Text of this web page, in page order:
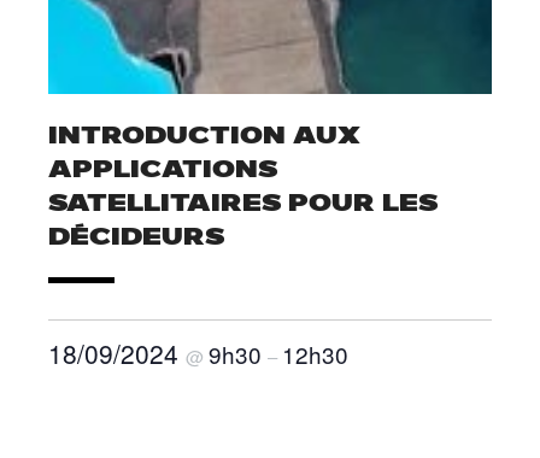
INTRODUCTION AUX
APPLICATIONS
SATELLITAIRES POUR LES
DÉCIDEURS
18/09/2024 @ 9h30 – 12h30